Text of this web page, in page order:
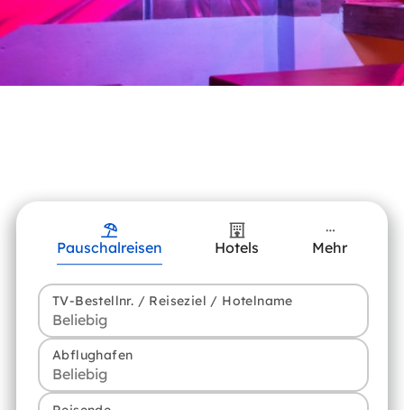
Pauschalreisen Hotels Mehr
TV-Bestellnr. / Reiseziel / Hotelname
Abflughafen